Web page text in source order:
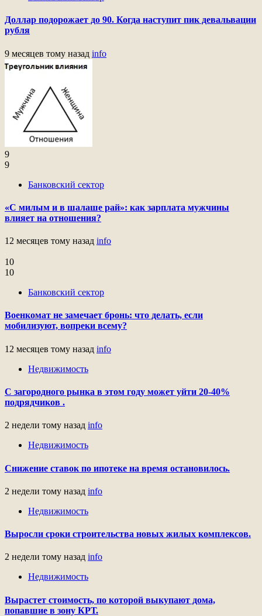
Доллар подорожает до 90. Когда наступит пик девальвации
рубля
9 месяцев тому назад info
9
9
Банковский сектор
«С милым и в шалаше рай»: как зарплата мужчины
влияет на отношения?
12 месяцев тому назад info
10
10
Банковский сектор
Военкомат не замечает бронь: что делать, если
мобилизуют, вопреки всему?
12 месяцев тому назад info
Недвижимость
С загородного рынка в этом году может уйти 20-40%
подрядчиков .
2 недели тому назад info
Недвижимость
Снижение ставок по ипотеке на время остановилось.
2 недели тому назад info
Недвижимость
Выросли сроки строительства новых жилых комплексов.
2 недели тому назад info
Недвижимость
Вырастет стоимость, по которой выкупают дома,
попавшие в зону КРТ.